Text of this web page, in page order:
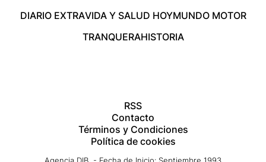
DIARIO EXTRAVIDA Y SALUD HOYMUNDO MOTOR
TRANQUERAHISTORIA
RSS
Contacto
Términos y Condiciones
Política de cookies
Agencia DIB - Fecha de Inicio: Septiembre 1993